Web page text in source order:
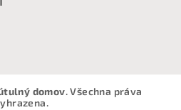
domov. Všechna práva